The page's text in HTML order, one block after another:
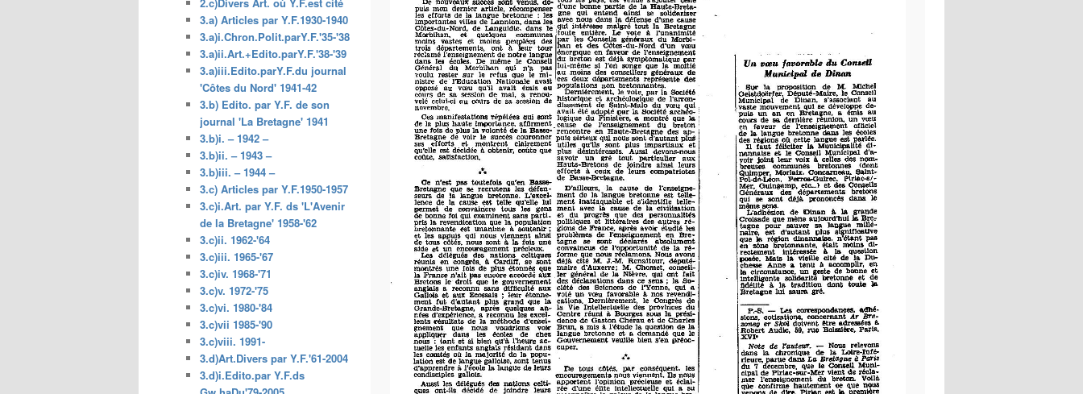
3.a) Articles par Y.F.1930-1940
3.a)i.Chron.Polit.parY.F.'35-'38
3.a)ii.Art.+Edito.parY.F.'38-'39
3.a)iii.Edito.parY.F.du journal
'Côtes du Nord' 1941-42
3.b) Edito. par Y.F. de son
journal 'La Bretagne' 1941
3.b)i. – 1942 –
3.b)ii. – 1943 –
3.b)iii. – 1944 –
3.c) Articles par Y.F.1950-1957
3.c)i.Art. par Y.F. ds 'L'Avenir
de la Bretagne' 1958-'62
3.c)ii. 1962-'64
3.c)iii. 1965-'67
3.c)iv. 1968-'71
3.c)v. 1972-'75
3.c)vi. 1980-'84
3.c)vii 1985-'90
3.c)viii. 1991-
3.d)Art.Divers par Y.F.'61-2004
3.d)i.Edito.par Y.F.ds